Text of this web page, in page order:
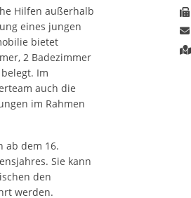
Hilfen außerhalb
eines jungen
bietet
2 Badezimmer
Im
auch die
im Rahmen
ab dem 16.
Sie kann
den
werden.